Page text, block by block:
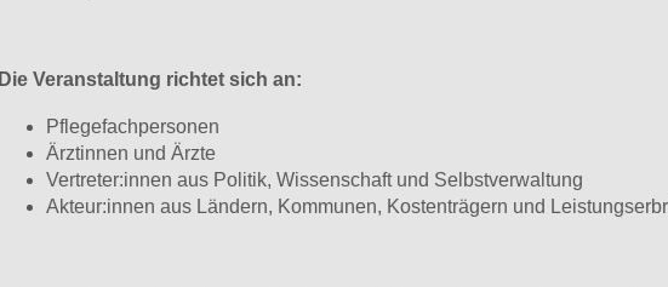
Die Veranstaltung richtet sich an:
Pflegefachpersonen
Ärztinnen und Ärzte
Vertreter:innen aus Politik, Wissenschaft und Selbstverwaltung
Akteur:innen aus Ländern, Kommunen, Kostenträgern und